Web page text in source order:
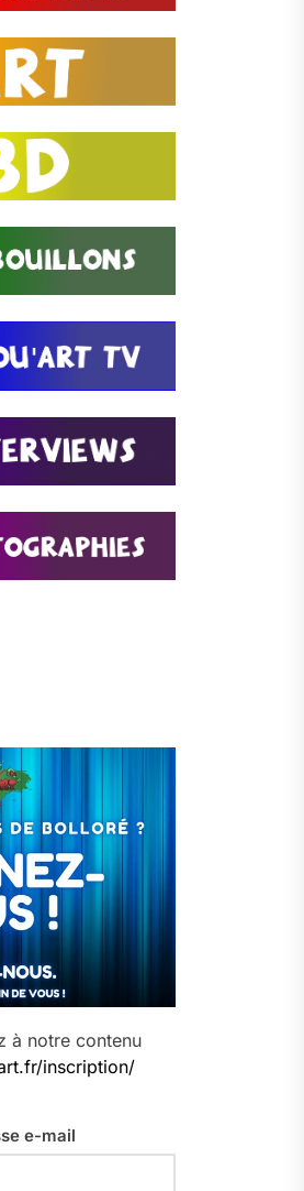
à notre contenu
inscription/
e-mail